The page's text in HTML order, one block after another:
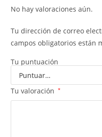
No hay valoraciones aún.
Tu dirección de correo
campos obligatorios están
Tu puntuación
Tu valoración *